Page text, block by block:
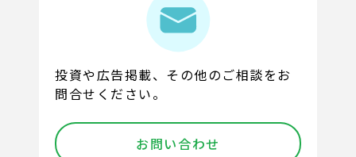
投資や広告掲載、その他のご相談をお
問合せください。
お問い合わせ